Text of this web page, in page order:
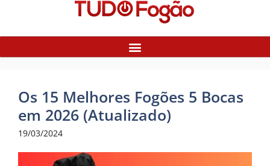
Os 15 Melhores Fogões 5 Bocas
em 2026 (Atualizado)
19/03/2024